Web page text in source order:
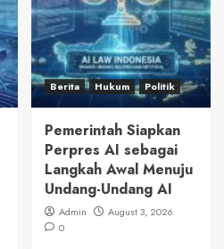
Berita Hukum Politik
Pemerintah Siapkan
Perpres AI sebagai
Langkah Awal Menuju
Undang-Undang AI
Admin
August 3, 2026
0